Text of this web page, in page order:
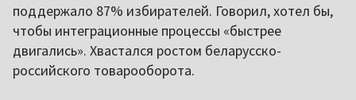
поддержало 87% избирателей. Говорил, хотел бы,
чтобы интеграционные процессы «быстрее
двигались». Хвастался ростом беларусско-
российского товарооборота.